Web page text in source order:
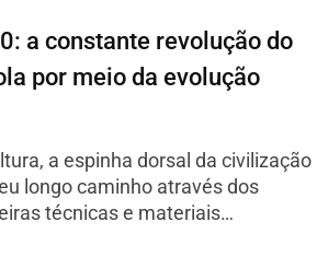
a constante revolução do
por meio da evolução
espinha dorsal da civilização
longo caminho através dos
técnicas e materiais…